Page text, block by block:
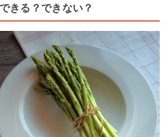
きる？できない？